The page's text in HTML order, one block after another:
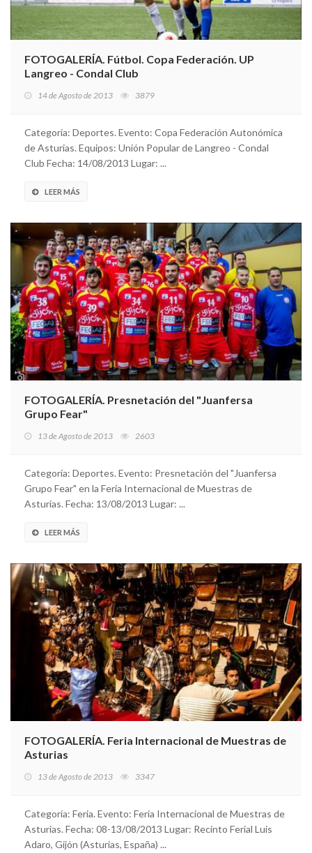
FOTOGALERÍA. Fútbol. Copa Federación. UP
Langreo - Condal Club
14 de Agosto de 2013 3879
Categoría: Deportes. Evento: Copa Federación Autonómica
de Asturias. Equipos: Unión Popular de Langreo - Condal
Club Fecha: 14/08/2013 Lugar: ...
LEER MÁS
FOTOGALERÍA. Presnetación del "Juanfersa
Grupo Fear"
13 de Agosto de 2013 2603
Categoría: Deportes. Evento: Presnetación del "Juanfersa
Grupo Fear" en la Feria Internacional de Muestras de
Asturias. Fecha: 13/08/2013 Lugar: ...
LEER MÁS
FOTOGALERÍA. Feria Internacional de Muestras de
Asturias
13 de Agosto de 2013 3347
Categoría: Feria. Evento: Feria Internacional de Muestras de
Asturias. Fecha: 08-13/08/2013 Lugar: Recinto Ferial Luis
Adaro, Gijón (Asturias, España) ...